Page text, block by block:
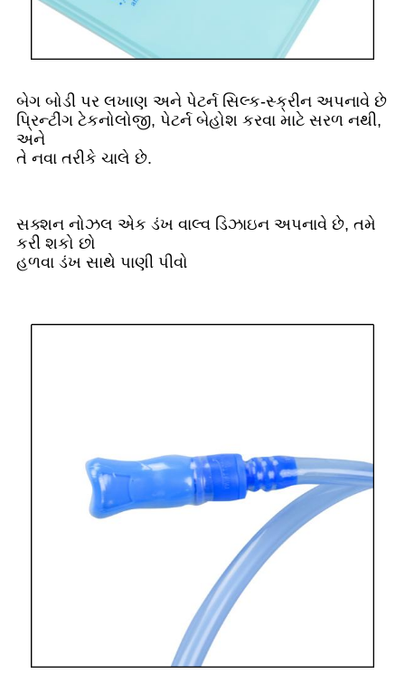
બેગ બોડી પર લખાણ અને પેટર્ન સિલ્ક-સ્ક્રીન અપનાવે છે
પ્રિન્ટીંગ ટેકનોલોજી, પેટર્ન બેહોશ કરવા માટે સરળ નથી,
અને
તે નવા તરીકે ચાલે છે.
સક્શન નોઝલ એક ડંખ વાલ્વ ડિઝાઇન અપનાવે છે, તમે
કરી શકો છો
હળવા ડંખ સાથે પાણી પીવો